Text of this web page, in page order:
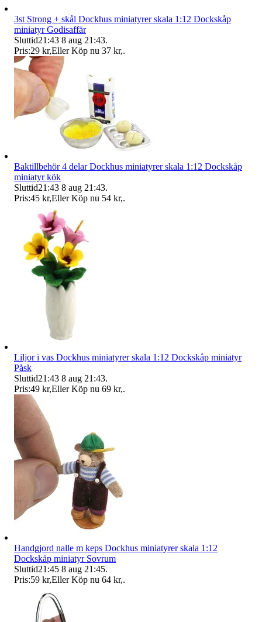
3st Strong + skål Dockhus miniatyrer skala 1:12 Dockskåp
miniatyr Godisaffär
Sluttid21:43 8 aug 21:43.
Pris:29 kr,Eller Köp nu 37 kr,.
Baktillbehör 4 delar Dockhus miniatyrer skala 1:12 Dockskåp
miniatyr kök
Sluttid21:43 8 aug 21:43.
Pris:45 kr,Eller Köp nu 54 kr,.
Liljor i vas Dockhus miniatyrer skala 1:12 Dockskåp miniatyr
Påsk
Sluttid21:43 8 aug 21:43.
Pris:49 kr,Eller Köp nu 69 kr,.
Handgjord nalle m keps Dockhus miniatyrer skala 1:12
Dockskåp miniatyr Sovrum
Sluttid21:45 8 aug 21:45.
Pris:59 kr,Eller Köp nu 64 kr,.